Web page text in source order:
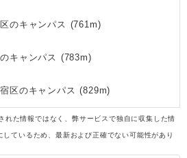
のキャンパス (761m)
キャンパス (783m)
区のキャンパス (829m)
た情報ではなく、弊サービスで独自に収集した情
ているため、最新および正確でない可能性があり